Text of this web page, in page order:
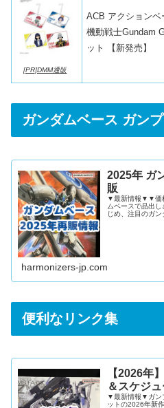
[PR]DMM通販
ACB アクション
機動戦士Gundam
ット 【新発売】
ガンダムベース ガン
2025年 ガ
販
▼最新情報▼▼価
ムベースで品出
じめ、注目のガン
harmonizers-jp.com
便利なリンク集
【2026年
＆スケジ
▼最新情報▼ガン
ットの2026年新